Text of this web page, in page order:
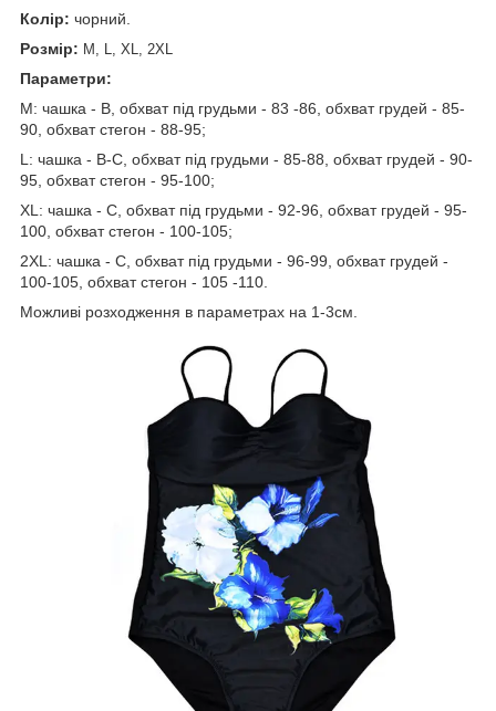
Колір: чорний.
Розмір: M, L, XL, 2XL
Параметри:
М: чашка - B, обхват під грудьми - 83 -86, обхват грудей - 85-
90, обхват стегон - 88-95;
L: чашка - B-С, обхват під грудьми - 85-88, обхват грудей - 90-
95, обхват стегон - 95-100;
ХL: чашка - С, обхват під грудьми - 92-96, обхват грудей - 95-
100, обхват стегон - 100-105;
2ХL: чашка - C, обхват під грудьми - 96-99, обхват грудей -
100-105, обхват стегон - 105 -110.
Можливі розходження в параметрах на 1-3см.